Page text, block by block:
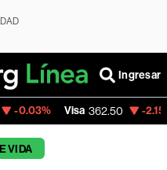
Ingresar
Visa 362.50 -2.15%
VIDA